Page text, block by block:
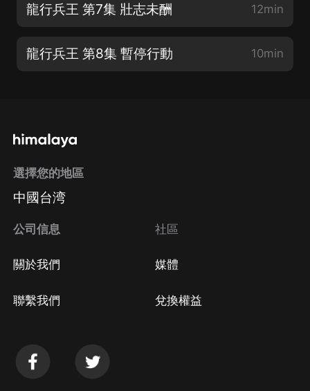
龍行兵王 第7集 壯志未酬 12min
龍行兵王 第8集 暫停行動 10min
選擇您的地區
中國台湾
公司信息
關於我們
聯繫我們
社區
媒體
兌換權益